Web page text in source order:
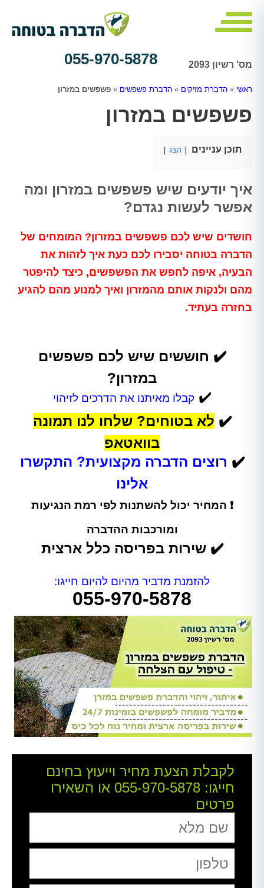
מס' רשיון 2093 055-970-5878
ראשי » הדברת מזיקים » הדברת פשפשים » פשפשים במזרון
פשפשים במזרון
תוכן עניינים הצג
איך יודעים שיש פשפשים במזרון ומה
אפשר לעשות נגדם?
חושדים שיש לכם פשפשים במזרון? המומחים של
הדברה בטוחה יסבירו לכם כעת איך לזהות את
הבעיה, איפה לחפש את הפשפשים, כיצד להיפטר
מהם ולנקות אותם מהמזרון ואיך למנוע מהם להגיע
בחזרה בעתיד.
✔️ חוששים שיש לכם פשפשים
במזרון?
✔️קבלו מאיתנו את הדרכים לזיהוי
✔️ לא בטוחים? שלחו לנו תמונה
בוואטאפ
✔️ רוצים הדברה מקצועית? התקשרו
אלינו
❗ המחיר יכול להשתנות לפי רמת הנגיעות
ומורכבות ההדברה
✔️ שירות בפריסה כלל ארצית
להזמנת מדביר מהיום להיום חייגו:
055-970-5878
לקבלת הצעת מחיר וייעוץ בחינם
חייגו: 055-970-5878 או השאירו
פרטים